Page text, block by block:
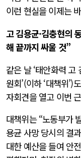
이런 현실을 이제는
고 김용균·김충현의
해 끝까지 싸울 것”
같은 날 ‘태안화력
원회’(이하 ‘대책위
자회견을 열고 이번
대책위는 “노동부가
용균 사망 당시의 결
대한 예산을 들여 안